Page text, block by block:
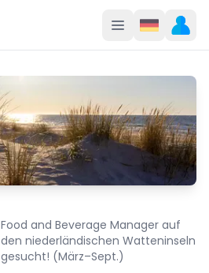
Food and Beverage Manager auf
den niederländischen Watteninseln
gesucht! (März–Sept.)